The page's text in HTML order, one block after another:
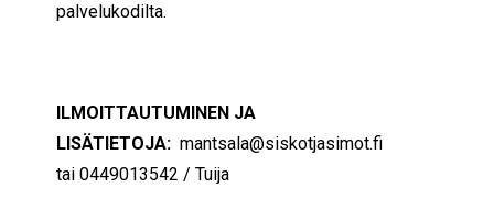
palvelukodilta.
ILMOITTAUTUMINEN JA
LISÄTIETOJA: mantsala@siskotjasimot.fi
tai 0449013542 / Tuija